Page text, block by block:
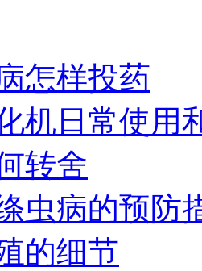
怎样投药
机日常使用
转舍
虫病的预防
的细节